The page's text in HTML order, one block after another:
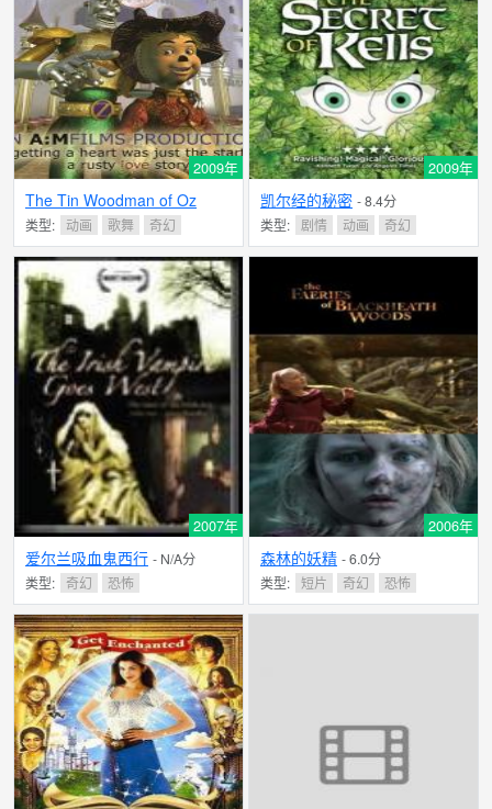
2009年
The Tin Woodman of Oz
类型: 动画 歌舞 奇幻
2009年
凯尔经的秘密 - 8.4分
类型: 剧情 动画 奇幻
2007年
爱尔兰吸血鬼西行 - N/A分
类型: 奇幻 恐怖
2006年
森林的妖精 - 6.0分
类型: 短片 奇幻 恐怖